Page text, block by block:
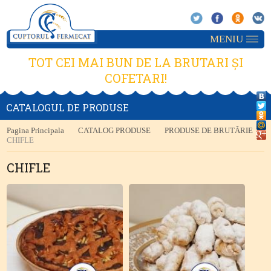
MENIU
TOT CEI MAI BUN DE LA BRUTARI ȘI
COFETARI!
CATALOGUL DE PRODUSE
Pagina Principala CATALOG PRODUSE
PRODUSE DE BRUTĂRIE
CHIFLE
CHIFLE